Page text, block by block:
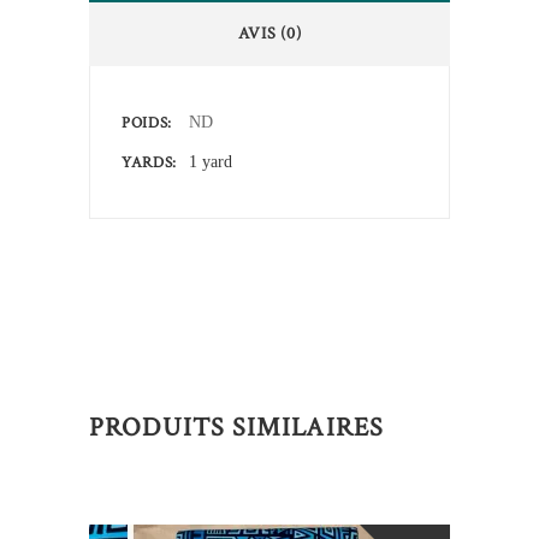
AVIS (0)
POIDS ND
YARDS 1 yard
PRODUITS SIMILAIRES